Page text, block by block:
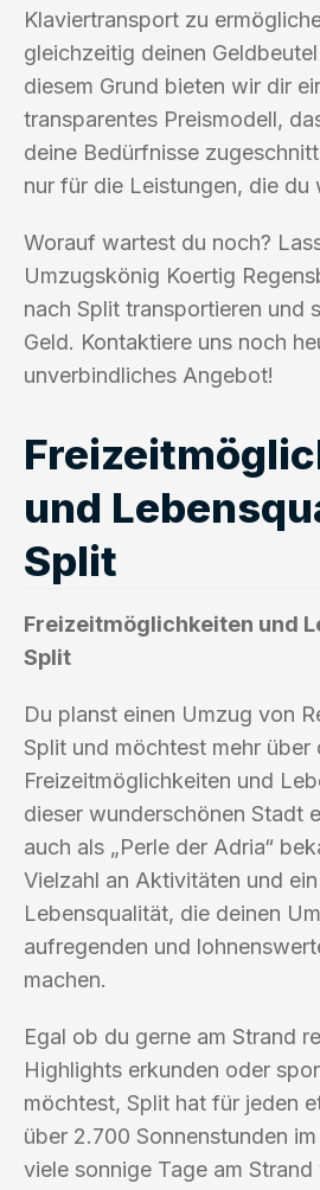
Klaviertransport zu
gleichzeitig deinen
diesem Grund bieten wir dir
transparentes Preismodell,
deine Bedürfnisse
nur für die Leistungen, die du
Worauf wartest du noch?
Umzugskönig Koertig
nach Split transportieren und
Geld. Kontaktiere uns noch
unverbindliches Angebot!
und
Split
Freizeitmöglichkeiten und
Split
Du planst einen Umzug von
Split und möchtest mehr über
Freizeitmöglichkeiten und
dieser wunderschönen Stadt
auch als „Perle der Adria“
Vielzahl an Aktivitäten und
Lebensqualität, die deinen
aufregenden und
machen.
Egal ob du gerne am Strand
Highlights erkunden oder
möchtest, Split hat für jeden
über 2.700 Sonnenstunden
viele sonnige Tage am